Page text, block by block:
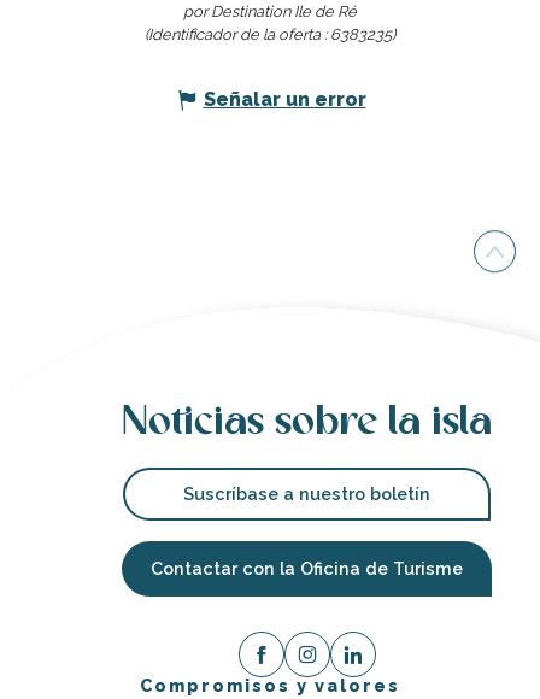
por Destination Ile de Ré
(Identificador de la oferta : 6383235)
Señalar un error
Noticias sobre la isla
Suscríbase a nuestro boletín
Contactar con la Oficina de Turisme
Compromisos y valores